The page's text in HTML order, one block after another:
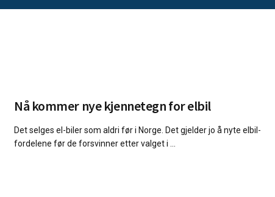
Nå kommer nye kjennetegn for elbil
Det selges el-biler som aldri før i Norge. Det gjelder jo å nyte elbil-
fordelene før de forsvinner etter valget i ...